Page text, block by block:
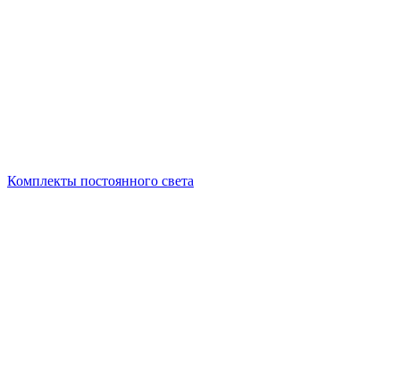
Комплекты постоянного света